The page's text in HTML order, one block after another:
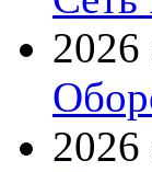
2026
2026